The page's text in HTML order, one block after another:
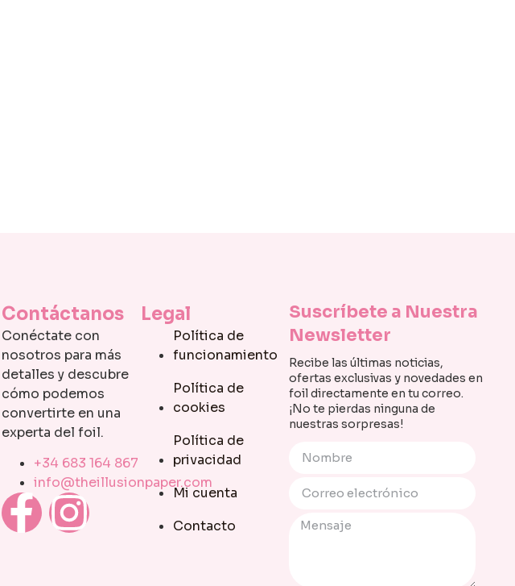
Contáctanos
Conéctate con
nosotros para más
detalles y descubre
cómo podemos
convertirte en una
experta del foil.
+34 683 164 867
info@theillusionpaper.com
Legal
Política de
funcionamiento
Política de
cookies
Política de
privacidad
Mi cuenta
Contacto
Suscríbete a Nuestra
Newsletter
Recibe las últimas noticias,
ofertas exclusivas y novedades en
foil directamente en tu correo.
¡No te pierdas ninguna de
nuestras sorpresas!